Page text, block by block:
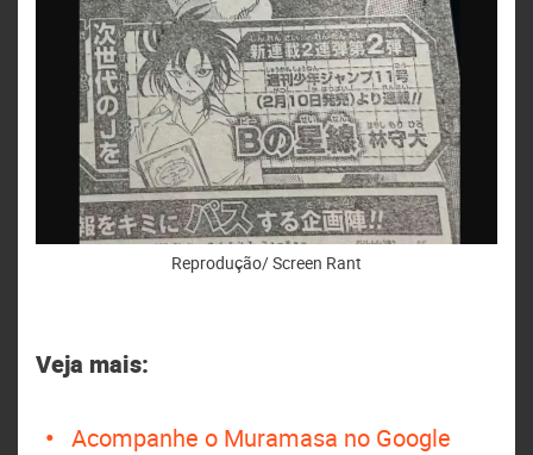
Reprodução/ Screen Rant
Veja mais:
Acompanhe o Muramasa no Google